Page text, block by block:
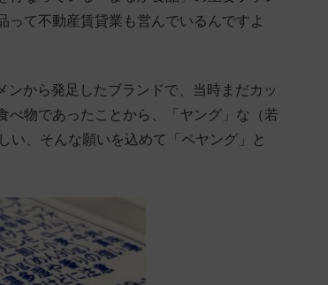
って不動産賃貸業も営んでいるんですよ
から発足したブランドで、当時まだカッ
べ物であったことから、「ヤング」な（若
い、そんな願いを込めて「ペヤング」と